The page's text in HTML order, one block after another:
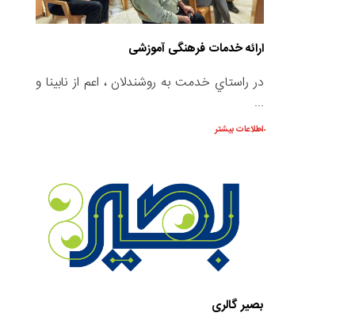
ارائه خدمات فرهنگی آموزشی
در راستاي خدمت به روشندلان ، اعم از نابينا و
...
اطلاعات بیشتر
بصیر گالری